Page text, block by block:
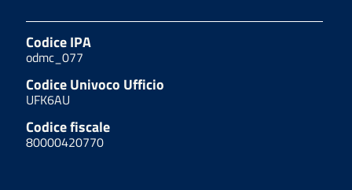
Codice IPA
odmc_077
Codice Univoco Ufficio
UFK6AU
Codice fiscale
80000420770